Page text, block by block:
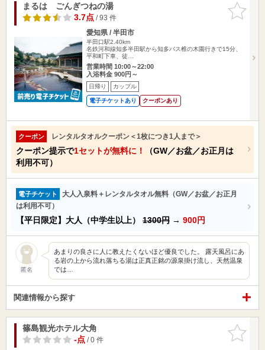
お気に入
りに追加
まるは ごんぎつねの湯
3.7点/ 93 件
愛知県 / 半田市
半田口駅2.40km
名鉄河和線知多半田駅から知多バス椎の木園行きで15分、
平和町下車、徒…
営業時間 10:00～22:00
入浴料金 900円～
日帰り カップル
電子チケットあり クーポンあり
クーポン レンタルタオルクーポン＜1枚につき1人まで＞
クーポン提示で1セットが無料に！
（GW／お盆／お正月は
利用不可）
電子チケット
大人入泉料＋レンタルタオル無料（GW／お盆／お正月
は利用不可）
【平日限定】大人（中学生以上） 1300円 → 900円
匿名
あまりの良さに人に教えたくないほど優良でした。 露天風呂にあ
る岩の上から流れ落ちる湯は正真正銘の源泉掛け流し、天然温泉
では…
関連情報から探す
お気に入
りに追加
篠島観光ホテル大角
-点/ 0 件